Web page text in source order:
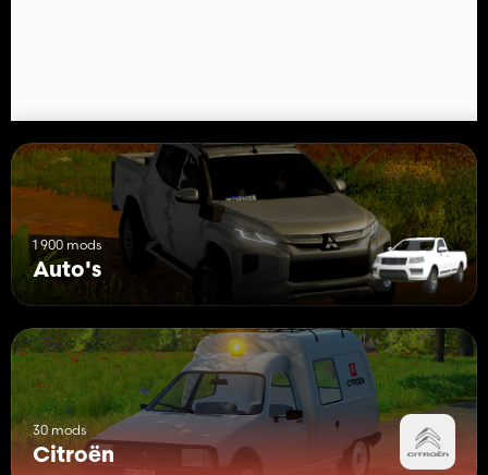
1 900 mods
Auto's
30 mods
Citroën